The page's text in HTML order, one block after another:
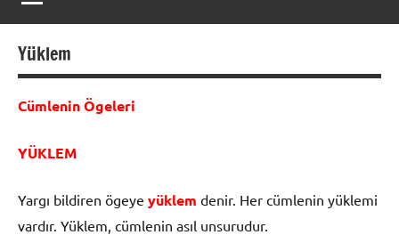
ve
Öğretmenlerinin
Kaynak
Yüklem
Cümlenin Ögeleri
YÜKLEM
Yargı bildiren ögeye yüklem denir. Her cümlenin yüklemi
vardır. Yüklem, cümlenin asıl un­surudur.